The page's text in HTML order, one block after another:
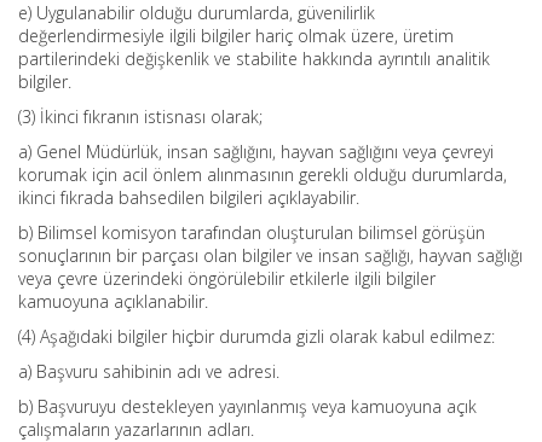
e) Uygulanabilir olduğu durumlarda, güvenilirlik
değerlendirmesiyle ilgili bilgiler hariç olmak üzere, üretim
partilerindeki değişkenlik ve stabilite hakkında ayrıntılı analitik
bilgiler.
(3) İkinci fıkranın istisnası olarak;
a) Genel Müdürlük, insan sağlığını, hayvan sağlığını veya çevreyi
korumak için acil önlem alınmasının gerekli olduğu durumlarda,
ikinci fıkrada bahsedilen bilgileri açıklayabilir.
b) Bilimsel komisyon tarafından oluşturulan bilimsel görüşün
sonuçlarının bir parçası olan bilgiler ve insan sağlığı, hayvan sağlığı
veya çevre üzerindeki öngörülebilir etkilerle ilgili bilgiler
kamuoyuna açıklanabilir.
(4) Aşağıdaki bilgiler hiçbir durumda gizli olarak kabul edilmez:
a) Başvuru sahibinin adı ve adresi.
b) Başvuruyu destekleyen yayınlanmış veya kamuoyuna açık
çalışmaların yazarlarının adları.